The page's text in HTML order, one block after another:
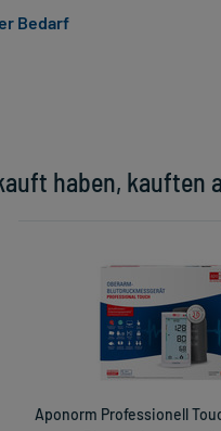
haben, kauften
Aponorm Professionell
Bedarf